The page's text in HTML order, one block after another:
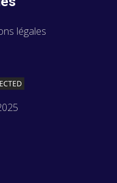
légales